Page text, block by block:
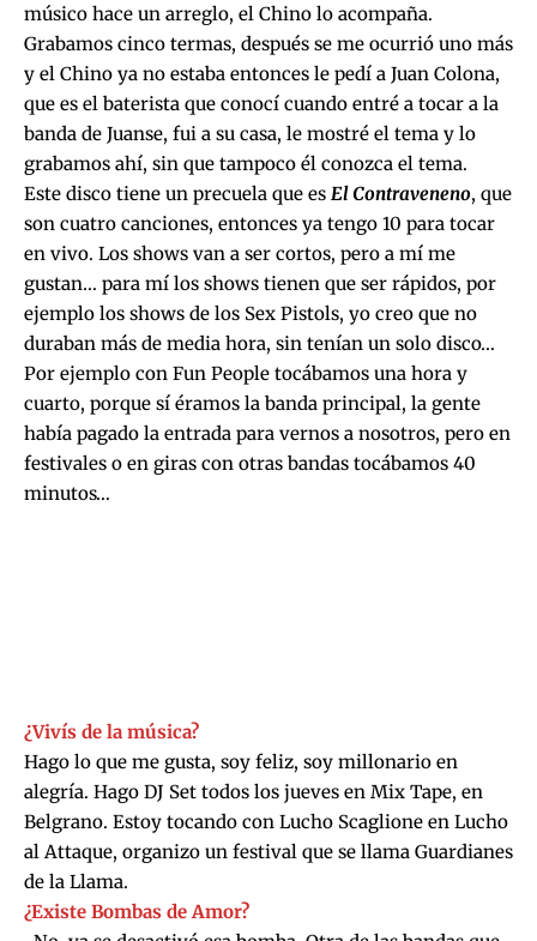
músico hace un arreglo, el Chino lo acompaña.
Grabamos cinco termas, después se me ocurrió uno más
y el Chino ya no estaba entonces le pedí a Juan Colona,
que es el baterista que conocí cuando entré a tocar a la
banda de Juanse, fui a su casa, le mostré el tema y lo
grabamos ahí, sin que tampoco él conozca el tema.
Este disco tiene un precuela que es El Contraveneno, que
son cuatro canciones, entonces ya tengo 10 para tocar
en vivo. Los shows van a ser cortos, pero a mí me
gustan… para mí los shows tienen que ser rápidos, por
ejemplo los shows de los Sex Pistols, yo creo que no
duraban más de media hora, sin tenían un solo disco…
Por ejemplo con Fun People tocábamos una hora y
cuarto, porque sí éramos la banda principal, la gente
había pagado la entrada para vernos a nosotros, pero en
festivales o en giras con otras bandas tocábamos 40
minutos…
¿Vivís de la música?
Hago lo que me gusta, soy feliz, soy millonario en
alegría. Hago DJ Set todos los jueves en Mix Tape, en
Belgrano. Estoy tocando con Lucho Scaglione en Lucho
al Attaque, organizo un festival que se llama Guardianes
de la Llama.
¿Existe Bombas de Amor?